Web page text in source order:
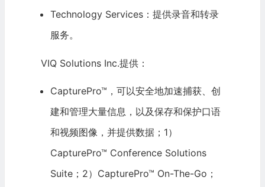
Technology Services：提供录音和转录
服务。
VIQ Solutions Inc.提供：
CapturePro™，可以安全地加速捕获、创
建和管理大量信息，以及保存和保护口语
和视频图像，并提供数据；1）
CapturePro™ Conference Solutions
Suite；2）CapturePro™ On-The-Go；